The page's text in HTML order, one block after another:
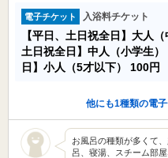
電子チケット 入浴料チケット
【平日、土日祝全日】大人（
土日祝全日】中人（小学生
日】小人（5才以下） 100円
他にも1種類の電
お風呂の種類が多くて
呂、寝湯、スチーム部